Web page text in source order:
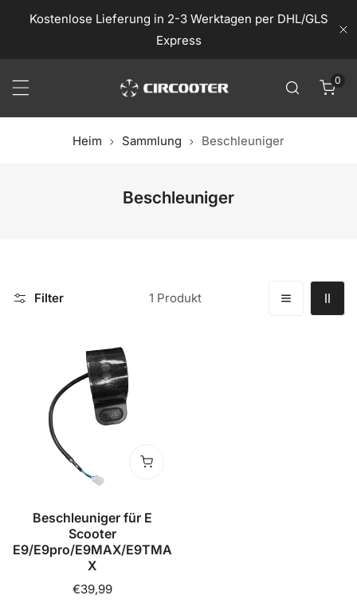
springen
Kostenlose Lieferung in 2-3 Werktagen per DHL/GLS
Express
0
Heim Sammlung Beschleuniger
S
:
Beschleuniger
Filter 1 Produkt
Scooter
E9/E9pro/E9MAX/E9TMAX
In den Warenkorb legen
Beschleuniger für E
Scooter
E9/E9pro/E9MAX/E9TMA
X
Regulärer
€39,99